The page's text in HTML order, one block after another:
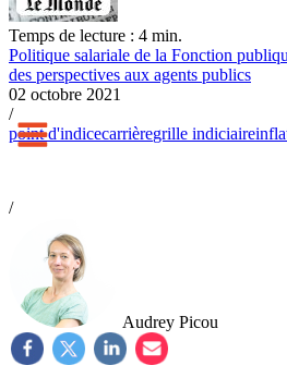
Temps de lecture : 4 min.
Politique salariale de la Fonction
des perspectives aux agents publics
02 octobre 2021
/
point d'indicecarrièregrille indiciaire
/
Audrey Picou